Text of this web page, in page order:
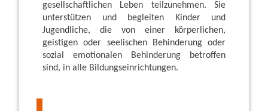
gesellschaftlichen Leben teilzunehmen. Sie
unterstützen und begleiten Kinder und
Jugendliche, die von einer körperlichen,
geistigen oder seelischen Behinderung oder
sozial emotionalen Behinderung betroffen
sind, in alle Bildungseinrichtungen.